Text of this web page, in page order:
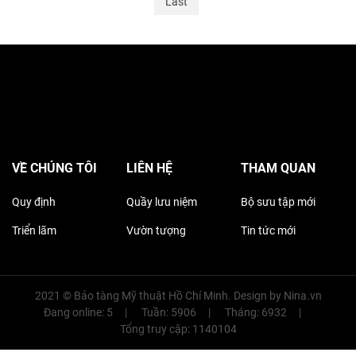
VỀ CHÚNG TÔI
Quy định
Triển lãm
LIÊN HỆ
Quầy lưu niệm
Vườn tượng
THAM QUAN
Bộ sưu tập mới
Tin tức mới
2021 © Bảo tàng Mỹ thuật Hồ Chí Minh. Design by Nina.vn
Đang online: 5
Tuần: 5906
Tháng: 6932
Tổng truy cập: 1140104